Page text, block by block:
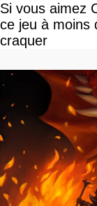
Si vous aimez
ce jeu à moins
craquer